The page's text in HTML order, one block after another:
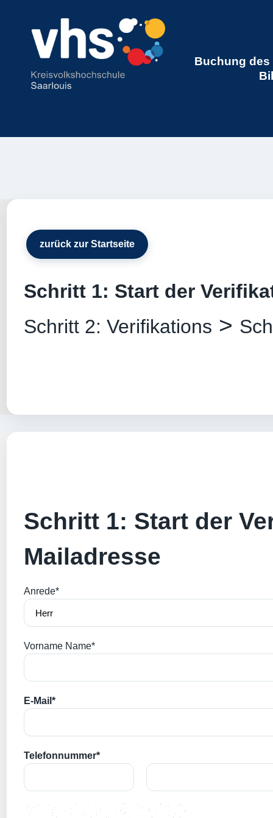
Buchung des
zurück zur Startseite
Schritt 1: Start der
Schritt 2: Verifikations >
Schritt 1: Start der
Mailadresse
Anrede*
Vorname Name*
E-Mail*
Telefonnummer*